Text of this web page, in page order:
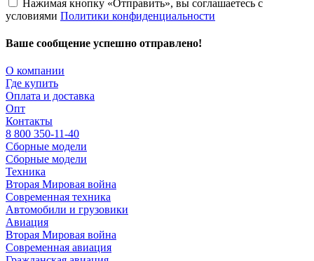
Нажимая кнопку «Отправить», вы соглашаетесь с
условиями Политики конфиденциальности
Ваше сообщение успешно отправлено!
О компании
Где купить
Оплата и доставка
Опт
Контакты
8 800 350-11-40
Сборные модели
Сборные модели
Техника
Вторая Мировая война
Современная техника
Автомобили и грузовики
Авиация
Вторая Мировая война
Современная авиация